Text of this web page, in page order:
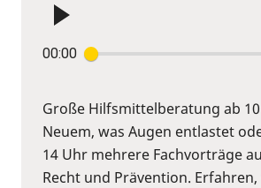
00:00
Große Hilfsmittelberatung ab
Neuem, was Augen entlastet
14 Uhr mehrere Fachvorträge
Recht und Prävention.